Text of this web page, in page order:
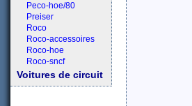
Peco-hoe/80
Preiser
Roco
Roco-accessoires
Roco-hoe
Roco-sncf
Voitures de circuit